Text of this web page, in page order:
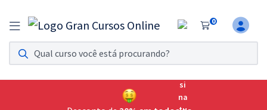
0
Assinatura Ilimitada 11
Acesso a todos os cursos. Teste grátis por 7 dias!
Assinatura OAB Até Passar
Acesso ilimitado a toda preparação para o Exame da